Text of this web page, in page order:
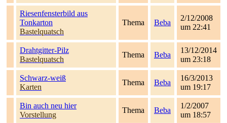
Riesenfensterbild aus
Tonkarton
Bastelquatsch
Thema Beba
2/12/2008
um 22:41
Drahtgitter-Pilz
Bastelquatsch
Thema Beba
13/12/2014
um 23:18
Schwarz-weiß
Karten
Thema Beba
16/3/2013
um 19:17
Bin auch neu hier
Vorstellung
Thema Beba
1/2/2007
um 18:57